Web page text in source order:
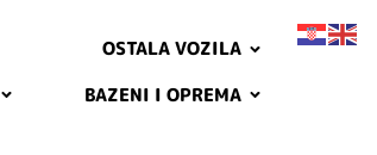
OSTALA VOZILA
BAZENI I OPREMA